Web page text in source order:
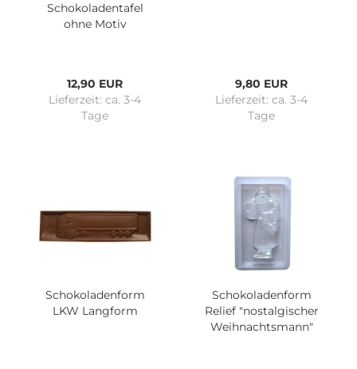
Schokoladentafel
ohne Motiv
12,90 EUR
Lieferzeit: ca. 3-4
Tage
9,80 EUR
Lieferzeit: ca. 3-4
Tage
Schokoladenform
LKW Langform
Schokoladenform
Relief "nostalgischer
Weihnachtsmann"